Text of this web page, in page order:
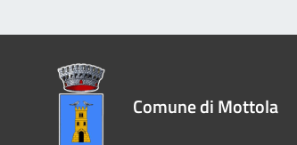
Comune di Mottola